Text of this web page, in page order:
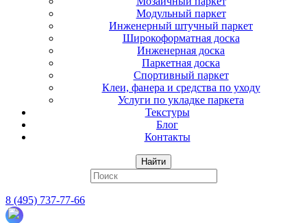
Модульный паркет
Инженерный штучный паркет
Широкоформатная доска
Инженерная доска
Паркетная доска
Спортивный паркет
Клеи, фанера и средства по уходу
Услуги по укладке паркета
Текстуры
Блог
Контакты
Найти
8 (495) 737-77-66